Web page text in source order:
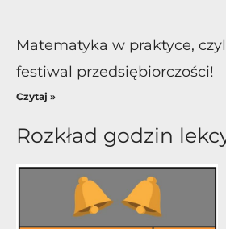
Matematyka w praktyce,
festiwal przedsiębiorczości!
Czytaj »
Rozkład godzin